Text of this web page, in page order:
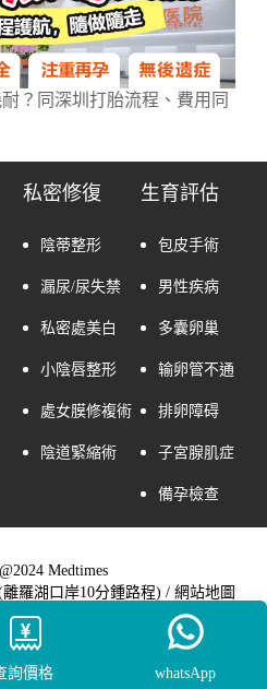
詢價格 whatsApp
？同深圳打胎流程、費用同
私密修復
陰蒂整形
漏尿/尿失禁
私密處美白
小陰唇整形
處女膜修複術
陰道緊縮術
生育評估
包皮手術
男性疾病
多囊卵巢
输卵管不通
排卵障碍
子宮腺肌症
備孕檢查
Medtimes
羅湖口岸10分鍾路程) / 網站地圖